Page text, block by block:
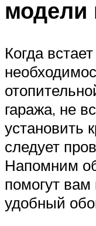
модели
Когда
гаража, не
установить
следует
Напомним
помогут
удобный